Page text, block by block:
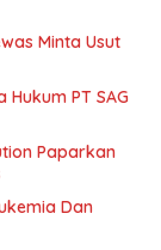
Minta Usut
PT SAG
Paparkan
Dan